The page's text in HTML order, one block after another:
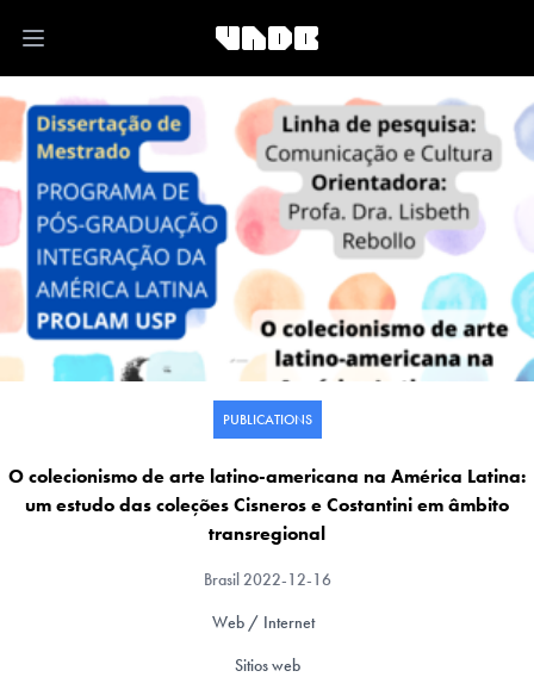
Open main menu
PUBLICATIONS
O colecionismo de arte latino-americana na América Latina:
um estudo das coleções Cisneros e Costantini em âmbito
transregional
Brasil2022-12-16
Web / Internet
Sitios web